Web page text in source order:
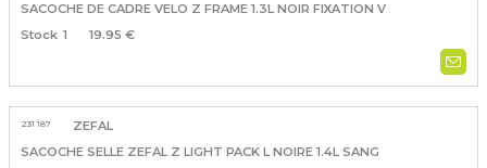
SACOCHE DE CADRE VELO Z FRAME 1.3L NOIR FIXATION V
1
19.95 €
231 187
ZEFAL
SACOCHE SELLE ZEFAL Z LIGHT PACK L NOIRE 1.4L SANG